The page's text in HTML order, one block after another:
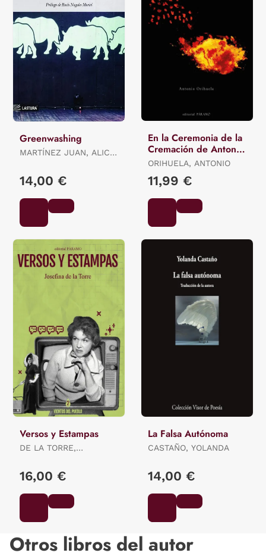
Greenwashing
MARTÍNEZ JUAN, ALICIA
14,00 €
En la Ceremonia de la
Cremación de Antonio
Orihuela
ORIHUELA, ANTONIO
11,99 €
Versos y Estampas
DE LA TORRE,
16,00 €
La Falsa Autónoma
CASTAÑO, YOLANDA
14,00 €
Otros libros del autor